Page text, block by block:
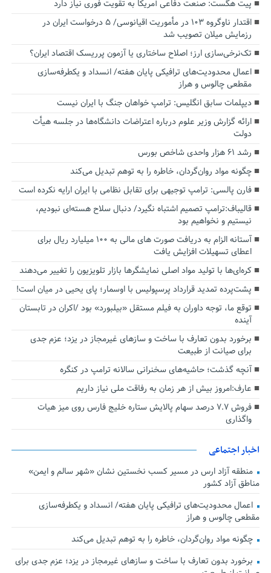
پیت هگست: صنعت دفاعی آمریکا به تقویت فوری نیاز دارد
اقتدار ناوگروه ۱۰۳ در مأموریت‌ اقیانوسی/ ۵ درخواست ایران در
رزمایش میلان تصویب شد
تک‌نرخی‌سازی ارز؛ اصلاح ساختاری یا آزمون پرریسک اقتصاد ایران؟
اعمال محدودیت‌های ترافیکی پایان هفته/ انسداد و یکطرفه‌سازی
مقطعی چالوس و هراز
دیپلمات سابق انگلیس:‌ ترامپ خواهان جنگ با ایران نیست
ارائه گزارش وزیر علوم درباره اعتراضات دانشگاه‌ها در جلسه هیأت
دولت
رشد ۶۱ هزار واحدی شاخص بورس
چگونه مواد روان‌گردان، خاطره را به توهم تبدیل می‌کند
فارن پالسی: ترامپ توجیهی برای تقابل نظامی با ایران ارایه نکرده است
قالیباف:ترامپ تصمیم اشتباه نگیرد/ دنبال سلاح هسته‌ای نبودیم،
نیستیم و نخواهیم بود
آستانه الزام به دریافت صورت های مالی به ۱۰۰ میلیارد ریال برای
اعطای تسهیلات افزایش یافت
کره‌ای‌ها با تولید مواد اصلی نمایشگرها بازار تلویزیون را تغییر می‌دهند
پشت‌پرده تمدید قرارداد پرسپولیس با اوسمار؛ پای یحیی در میان است!
توقع ما، توجه داوران به فیلم مستقل «بیلبورد» بود /اکران در تابستان
آینده
برخورد بدون تعارف با ساخت‌ و سازهای غیرمجاز در یزد؛ عزم جدی
برای صیانت از طبیعت
آنچه گذشت؛ حاشیه‌های سخنرانی سالانه ترامپ در کنگره
عارف:امروز بیش از هر زمان به رفاقت ملی نیاز داریم
فروش ۷.۷ درصد سهام پالایش ستاره خلیج فارس روی میز هیات
واگذاری
اخبار اجتماعی
منطقه آزاد ارس در مسیر کسب نخستین نشان «شهر سالم و ایمن»
مناطق آزاد کشور
اعمال محدودیت‌های ترافیکی پایان هفته/ انسداد و یکطرفه‌سازی
مقطعی چالوس و هراز
چگونه مواد روان‌گردان، خاطره را به توهم تبدیل می‌کند
برخورد بدون تعارف با ساخت‌ و سازهای غیرمجاز در یزد؛ عزم جدی برای